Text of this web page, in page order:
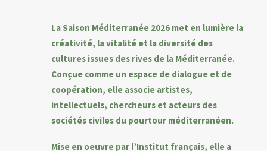
La Saison Méditerranée 2026 met en lumière la
créativité, la vitalité et la diversité des
cultures issues des rives de la Méditerranée.
Conçue comme un espace de dialogue et de
coopération, elle associe artistes,
intellectuels, chercheurs et acteurs des
sociétés civiles du pourtour méditerranéen.
Mise en oeuvre par l’Institut français, elle a